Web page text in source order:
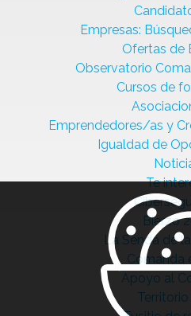
Empresas:
Ofertas de
Observatorio
Cursos de
Emprendedores/as y
Igualdad de
Te
Bierzo
La Senda de
Comanda
Apoyo al